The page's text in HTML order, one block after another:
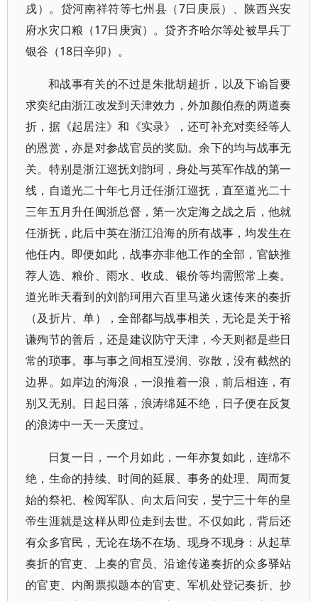
戌）。贷河南祥符等七州县（7日庚辰）、陕西兴安
府水灾口粮（17日庚寅）。贷齐齐哈尔等处被旱兵丁
银谷（18日辛卯）。
和战事有关的不过是朱批胡超折，以及下谕旨要
求奕纪由浙江改发到天津效力，外加颜伯焘的两道奏
折，据《起居注》和《实录》，还可补充对奕经等人
的恩赏，亦是对参战官员的奖励。余下的均与战事无
关。特别是浙江巡抚刘韵珂，身处与英军作战的第一
线，自道光二十年七月迁任浙江巡抚，直至道光二十
三年五月升任闽浙总督，第一次定海之战之后，他就
任浙抚，此后中英在浙江沿海的所有战事，均发生在
他任内。即便如此，战事亦非他工作的全部，官缺推
荐人选、粮价、雨水、收成、银价等均需照常上奏。
道光昨天看到的刘韵珂用六百里马递火速传来的奏折
（及折片、单），全部都与战事相关，无论是关于裕
谦殉节的善后，还是建议防守天津，今天则都是些日
常的琐事。事与事之间相互浸润、弥散，没有截然的
边界。如岸边的海浪，一浪推着一浪，前后相连，有
别又无别。日起日落，浪涛绵延不绝，日子便在反复
的浪涛中一天一天度过。
日复一日，一个月如此，一年亦复如此，连绵不
绝，生命的持续、时间的延展、事务的处理、周而复
始的祭祀、检阅军队、向太后问安，旻宁三十年的皇
帝生涯就是这样从即位走到去世。不仅如此，背后还
有众多官民，无论在场不在场、现身不现身：从起草
奏折的官吏、上奏的官员、沿途传递奏折的众多驿站
的官吏、内阁票拟题本的官吏、军机处登记奏折、抄